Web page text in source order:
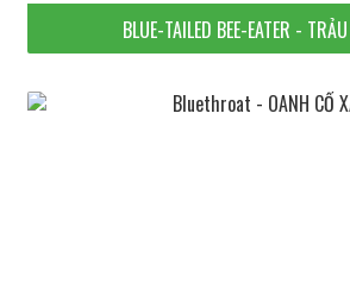
BLUE-TAILED BEE-EATER -